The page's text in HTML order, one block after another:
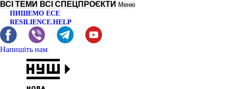
ВСІ ТЕМИ ВСІ СПЕЦПРОЄКТИ Меню
ПИШЕМО ЕСЕ
RESILIENCE.HELP
Напишіть нам